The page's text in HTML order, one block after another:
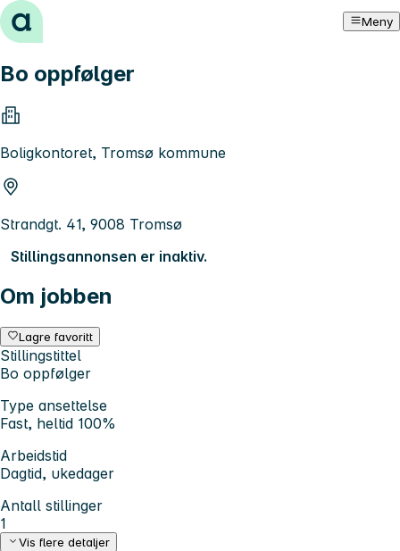
Hopp til innhold Meny
Bo oppfølger
Boligkontoret, Tromsø kommune
Strandgt. 41, 9008 Tromsø
Stillingsannonsen er inaktiv.
Om jobben
Lagre favoritt
Stillingstittel
Bo oppfølger
Type ansettelse
Fast, heltid 100%
Arbeidstid
Dagtid, ukedager
Antall stillinger
1
Vis flere detaljer